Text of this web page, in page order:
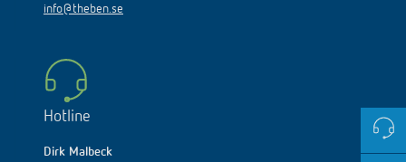
info@theben.se
Hotline
Dirk Malbeck